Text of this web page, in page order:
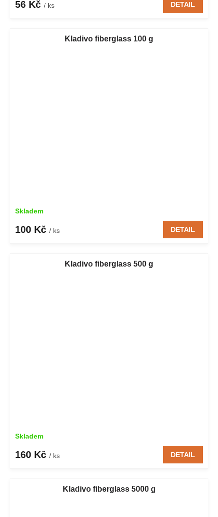
56 Kč / ks DETAIL
Kladivo fiberglass 100 g
Skladem
100 Kč / ks DETAIL
Kladivo fiberglass 500 g
Skladem
160 Kč / ks DETAIL
Kladivo fiberglass 5000 g